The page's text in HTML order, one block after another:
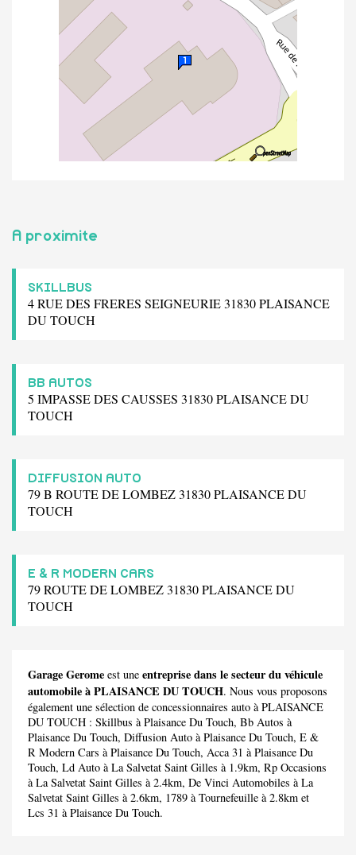
A proximite
SKILLBUS
4 RUE DES FRERES SEIGNEURIE 31830 PLAISANCE
DU TOUCH
BB AUTOS
5 IMPASSE DES CAUSSES 31830 PLAISANCE DU
TOUCH
DIFFUSION AUTO
79 B ROUTE DE LOMBEZ 31830 PLAISANCE DU
TOUCH
E & R MODERN CARS
79 ROUTE DE LOMBEZ 31830 PLAISANCE DU
TOUCH
Garage Gerome est une entreprise dans le secteur du véhicule
automobile à PLAISANCE DU TOUCH. Nous vous proposons
également une sélection de concessionnaires auto à PLAISANCE
DU TOUCH : Skillbus à Plaisance Du Touch, Bb Autos à
Plaisance Du Touch, Diffusion Auto à Plaisance Du Touch, E &
R Modern Cars à Plaisance Du Touch, Acca 31 à Plaisance Du
Touch, Ld Auto à La Salvetat Saint Gilles à 1.9km, Rp Occasions
à La Salvetat Saint Gilles à 2.4km, De Vinci Automobiles à La
Salvetat Saint Gilles à 2.6km, 1789 à Tournefeuille à 2.8km et
Lcs 31 à Plaisance Du Touch.